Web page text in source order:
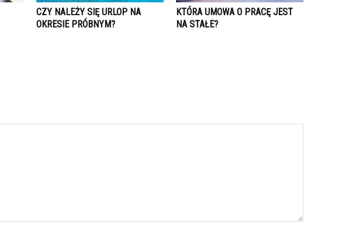
CZY NALEŻY SIĘ URLOP NA
OKRESIE PRÓBNYM?
KTÓRA UMOWA O PRACĘ JEST
NA STAŁE?